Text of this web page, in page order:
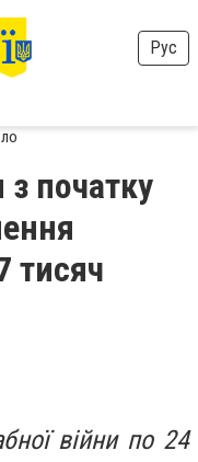
Рус
початку
тисяч
війни по 24